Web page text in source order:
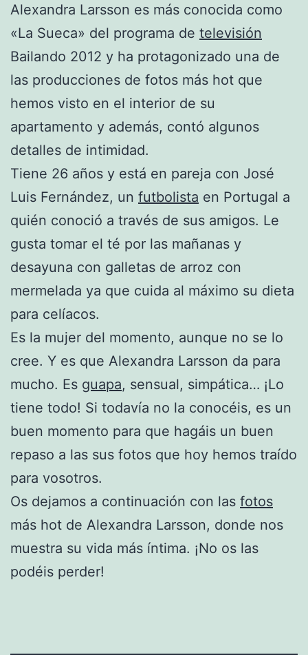
Alexandra Larsson es más conocida como
«La Sueca» del programa de televisión
Bailando 2012 y ha protagonizado una de
las producciones de fotos más hot que
hemos visto en el interior de su
apartamento y además, contó algunos
detalles de intimidad.
Tiene 26 años y está en pareja con José
Luis Fernández, un futbolista en Portugal a
quién conoció a través de sus amigos. Le
gusta tomar el té por las mañanas y
desayuna con galletas de arroz con
mermelada ya que cuida al máximo su dieta
para celíacos.
Es la mujer del momento, aunque no se lo
cree. Y es que Alexandra Larsson da para
mucho. Es guapa, sensual, simpática… ¡Lo
tiene todo! Si todavía no la conocéis, es un
buen momento para que hagáis un buen
repaso a las sus fotos que hoy hemos traído
para vosotros.
Os dejamos a continuación con las fotos
más hot de Alexandra Larsson, donde nos
muestra su vida más íntima. ¡No os las
podéis perder!